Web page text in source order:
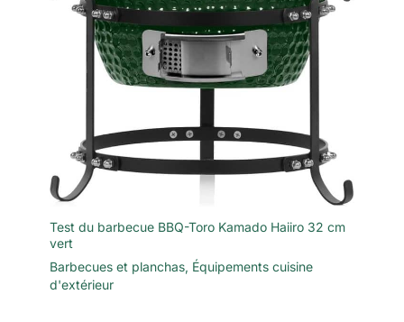
Test du barbecue BBQ-Toro Kamado Haiiro 32 cm
vert
Barbecues et planchas, Équipements cuisine
d'extérieur